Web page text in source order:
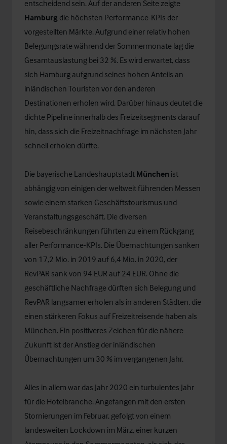
entscheidend sein. Auf der anderen Seite zeigte
Hamburg die höchsten Performance-KPIs der
vorgestellten Märkte. Aufgrund einer relativ hohen
Belegungsrate während der Sommermonate lag die
Gesamtauslastung bei 32 %. Es wird erwartet, dass
sich Hamburg aufgrund seines hohen Anteils an
inländischen Touristen vor den anderen
Destinationen erholen wird. Darüber hinaus deutet die
dichte Pipeline innerhalb des Freizeitsegments darauf
hin, dass sich die Freizeitnachfrage im nächsten Jahr
schnell erholen dürfte.
Die bayerische Landeshauptstadt München ist
abhängig von einigen der weltweit führenden Messen
sowie einem starken Geschäftstourismus und
Veranstaltungsgeschäft. Die diversen
Reisebeschränkungen führten zu einem Rückgang
aller Performance-KPIs. Die Übernachtungen sanken
von 17,2 Mio. in 2019 auf 6,4 Mio. in 2020, der
RevPAR sank von 94 EUR auf 24 EUR. Ohne die
geschäftliche Nachfrage dürften sich Belegung und
RevPAR langsamer erholen als in anderen Städten, die
einen stärkeren Fokus auf Freizeitreisende haben als
München. Ein positiveres Zeichen für die nähere
Zukunft ist der Anstieg der inländischen
Übernachtungen um 30 % im vergangenen Jahr.
Alles in allem war das Jahr 2020 ein turbulentes Jahr
für die Hotelbranche. Angefangen mit den ersten
Stornierungen im Februar, gefolgt von einem
landesweiten Lockdown im März, einer kurzen